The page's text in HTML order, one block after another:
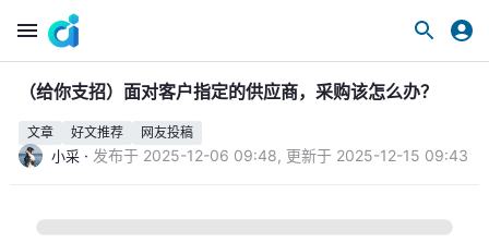
（给你支招）面对客户指定的供应商，采购该怎么办？
文章 好文推荐 网友投稿
小采 · 发布于 2025-12-06 09:48, 更新于 2025-12-15 09:43